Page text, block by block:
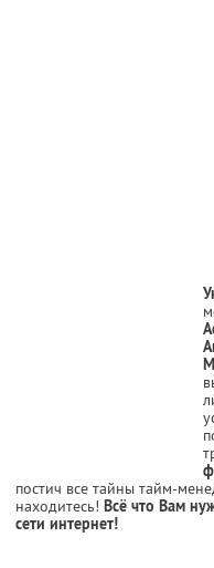
постич все тайны тайм-
находитесь! Всё что Вам
сети интернет!